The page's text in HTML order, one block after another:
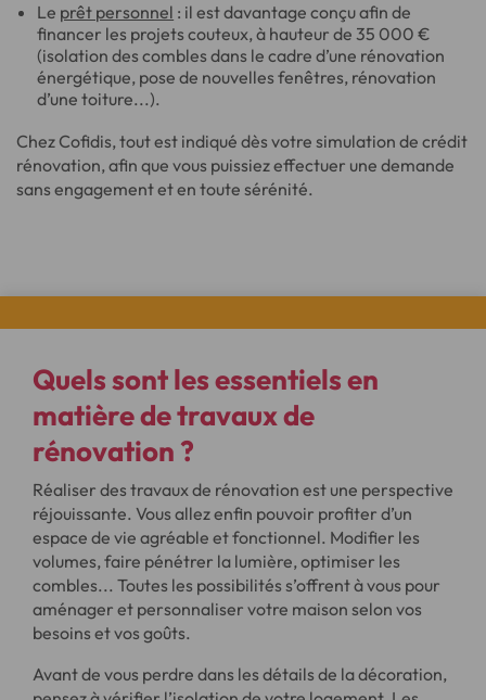
Le prêt personnel : il est davantage conçu afin de
financer les projets couteux, à hauteur de 35 000 €
(isolation des combles dans le cadre d’une rénovation
énergétique, pose de nouvelles fenêtres, rénovation
d’une toiture...).
Chez Cofidis, tout est indiqué dès votre simulation de crédit
rénovation, afin que vous puissiez effectuer une demande
sans engagement et en toute sérénité.
Quels sont lesessentielsen
matière detravaux de
rénovation ?
Réaliser des travaux de rénovation est une perspective
réjouissante. Vous allez enfin pouvoir profiter d’un
espace de vie agréable et fonctionnel. Modifier les
volumes, faire pénétrer la lumière, optimiser les
combles... Toutes les possibilités s’offrent à vous pour
aménager et personnaliser votre maison selon vos
besoins et vos goûts.
Avant de vous perdre dans les détails de la décoration,